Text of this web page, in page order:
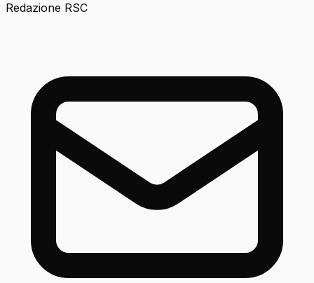
Redazione RSC